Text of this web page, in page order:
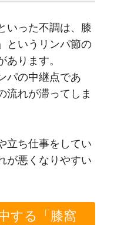
いった不調は、膝
というリンパ節の
ります。
パの中継点であ
流れが滞ってしま
立ち仕事をしてい
が悪くなりやすい
する「膝窩